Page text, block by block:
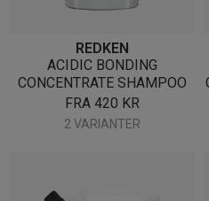
REDKEN
ACIDIC BONDING
CONCENTRATE SHAMPOO
FRA 420 KR
2 VARIANTER